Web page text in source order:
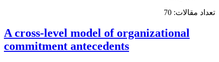
تعداد مقالات: 70
A cross-level model of organizational
commitment antecedents